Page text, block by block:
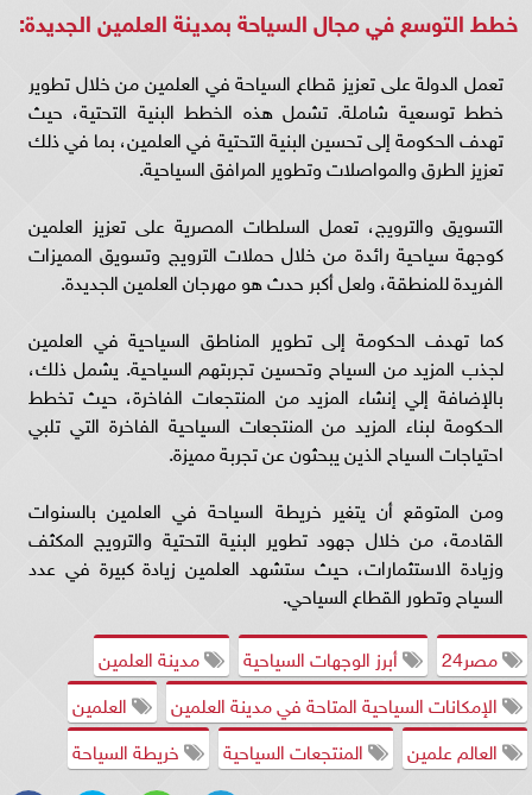
خطط التوسع في مجال السياحة بمدينة العلمين الجديدة:
تعمل الدولة على تعزيز قطاع السياحة في العلمين من خلال تطوير
خطط توسعية شاملة. تشمل هذه الخطط البنية التحتية، حيث
تهدف الحكومة إلى تحسين البنية التحتية في العلمين، بما في ذلك
تعزيز الطرق والمواصلات وتطوير المرافق السياحية.
التسويق والترويج، تعمل السلطات المصرية على تعزيز العلمين
كوجهة سياحية رائدة من خلال حملات الترويج وتسويق المميزات
الفريدة للمنطقة، ولعل أكبر حدث هو مهرجان العلمين الجديدة.
كما تهدف الحكومة إلى تطوير المناطق السياحية في العلمين
لجذب المزيد من السياح وتحسين تجربتهم السياحية. يشمل ذلك،
بالإضافة إلي إنشاء المزيد من المنتجعات الفاخرة، حيث تخطط
الحكومة لبناء المزيد من المنتجعات السياحية الفاخرة التي تلبي
احتياجات السياح الذين يبحثون عن تجربة مميزة.
ومن المتوقع أن يتغير خريطة السياحة في العلمين بالسنوات
القادمة، من خلال جهود تطوير البنية التحتية والترويج المكثف
وزيادة الاستثمارات، حيث ستشهد العلمين زيادة كبيرة في عدد
السياح وتطور القطاع السياحي.
مصر24
أبرز الوجهات السياحية
مدينة العلمين
الإمكانات السياحية المتاحة في مدينة العلمين
العلمين
العالم علمين
المنتجعات السياحية خريطة السياحة